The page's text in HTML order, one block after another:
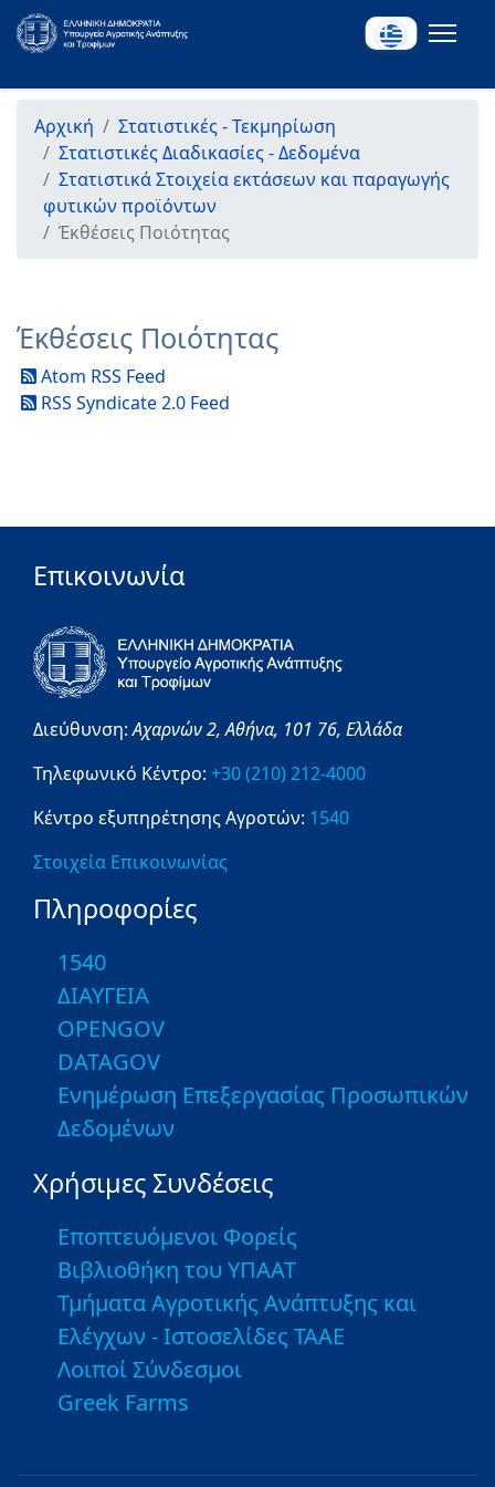
Αρχική
Στατιστικές - Τεκμηρίωση
Στατιστικές Διαδικασίες - Δεδομένα
Στατιστικά Στοιχεία εκτάσεων και παραγωγής
φυτικών προϊόντων
Έκθέσεις Ποιότητας
Έκθέσεις Ποιότητας
Atom RSS Feed
RSS Syndicate 2.0 Feed
Επικοινωνία
Διεύθυνση:Αχαρνών 2,Αθήνα, 101 76, Ελλάδα
Τηλεφωνικό Κέντρο: +30 (210) 212-4000
Κέντρο εξυπηρέτησης Αγροτών: 1540
Στοιχεία Επικοινωνίας
Πληροφορίες
1540
ΔΙΑΥΓΕΙΑ
OPENGOV
DATAGOV
Ενημέρωση Επεξεργασίας Προσωπικών
Δεδομένων
Χρήσιμες Συνδέσεις
Εποπτευόμενοι Φορείς
Βιβλιοθήκη του ΥΠΑΑΤ
Τμήματα Αγροτικής Ανάπτυξης και
Ελέγχων - Ιστοσελίδες ΤΑΑΕ
Λοιποί Σύνδεσμοι
Greek Farms